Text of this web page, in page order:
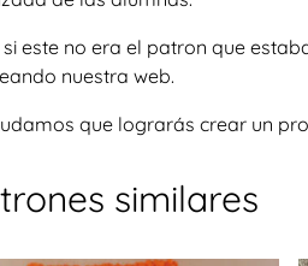
si este no era el patron que
nuestra web.
que lograrás crear un
similares